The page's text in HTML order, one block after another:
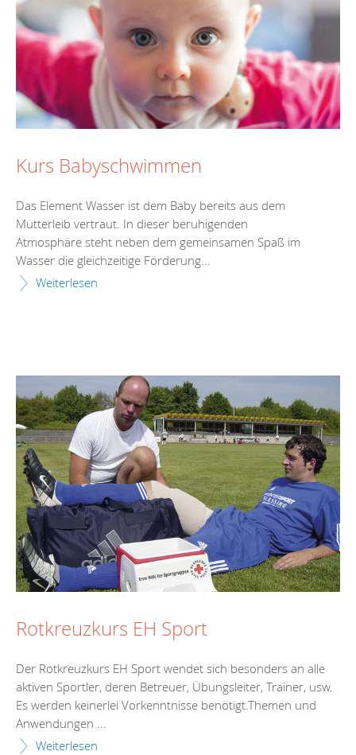
Kurs Babyschwimmen
Das Element Wasser ist dem Baby bereits aus dem
Mutterleib vertraut. In dieser beruhigenden
Atmosphäre steht neben dem gemeinsamen Spaß im
Wasser die gleichzeitige Förderung...
Weiterlesen
Rotkreuzkurs EH Sport
Der Rotkreuzkurs EH Sport wendet sich besonders an alle
aktiven Sportler, deren Betreuer, Übungsleiter, Trainer, usw.
Es werden keinerlei Vorkenntnisse benötigt.Themen und
Anwendungen ...
Weiterlesen